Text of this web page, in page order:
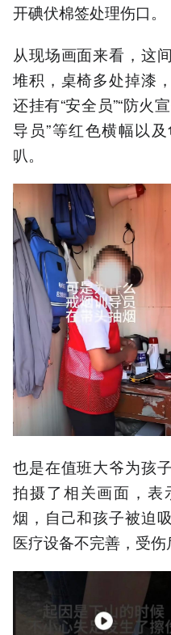
开碘伏棉签处理伤口。
从现场画面来看，这
堆积，桌椅多处掉漆
还挂有“安全员”“防火
导员”等红色横幅以
叭。
也是在值班大爷为孩
拍摄了相关画面，表
烟，自己和孩子被迫
医疗设备不完善，受伤